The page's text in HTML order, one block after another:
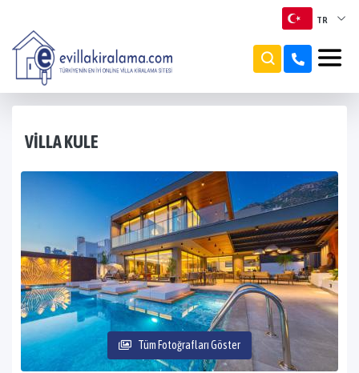
TR
TR
VILLA KULE
Tüm Fotoğrafları Göster